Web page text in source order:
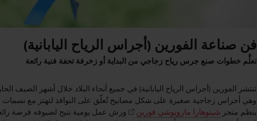
فن صناعة الفورين (أجراس الرياح اليابانية)
تعلَّم خطوات صنع جرس رياح زجاجي من البداية أو زخرفة تحفة فنية رائعة
تنتشر الفورين (أجراس الرياح اليابانية) في جميع أنحاء البلاد خلال أشهر الصيف
وهي أجراس زجاجية صغيرة على شكل مصابيح تُعلّق على النوافذ لتهتز مع نسمات
ينظم متجر شينوهارا مارويوشي فورين
ورش عمل يومية تتيح لضيوفه فرصة